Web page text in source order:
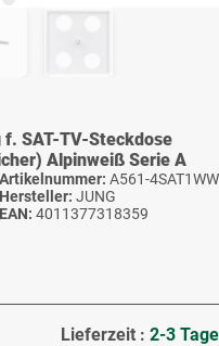
f. SAT-TV-Steckdose
Alpinweiß Serie A
Artikelnummer: A561-4SAT1WW
Hersteller: JUNG
EAN: 4011377318359
Lieferzeit : 2-3 Tage